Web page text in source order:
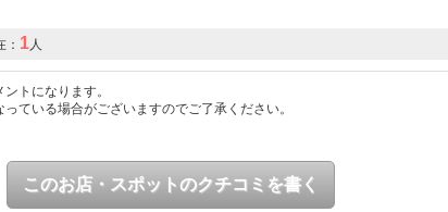
： 1人
トになります。
ている場合がございますのでご了承ください。
このお店・スポットのクチコミを書く